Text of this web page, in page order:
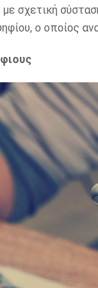
με σχετική
ο οποίος